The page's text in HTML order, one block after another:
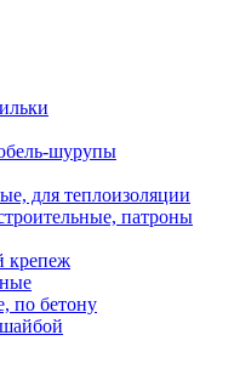
шурупы
для теплоизоляции
патроны
крепеж
по бетону